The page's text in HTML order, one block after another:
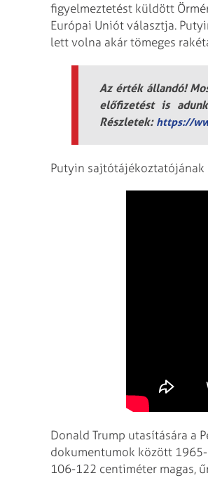
figyelmeztetést küldött
Európai Uniót választja.
lett volna akár tömeges
Az érték állandó!
előfizetést is
Részletek: https://
Putyin
Donald Trump utasítására a
dokumentumok között 1965-
106-122 centiméter magas,